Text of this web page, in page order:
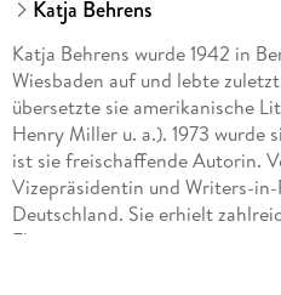
Katja Behrens
Katja Behrens wurde 1942 in
Wiesbaden auf und lebte
übersetzte sie amerikanische
Henry Miller u. a.). 1973 wurde
ist sie freischaffende Autorin.
Vizepräsidentin und Writers-
Deutschland. Sie erhielt
Ehrungen.